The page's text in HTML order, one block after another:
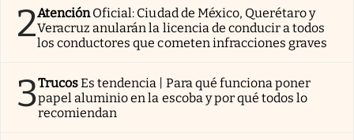
2AtenciónOficial: Ciudad de México, Querétaro y
Veracruz anularán la licencia de conducir a todos
los conductores que cometen infracciones graves
3TrucosEs tendencia | Para qué funciona poner
papel aluminio en la escoba y por qué todos lo
recomiendan